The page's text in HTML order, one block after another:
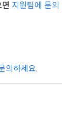
지원팀에 문의
의하세요.